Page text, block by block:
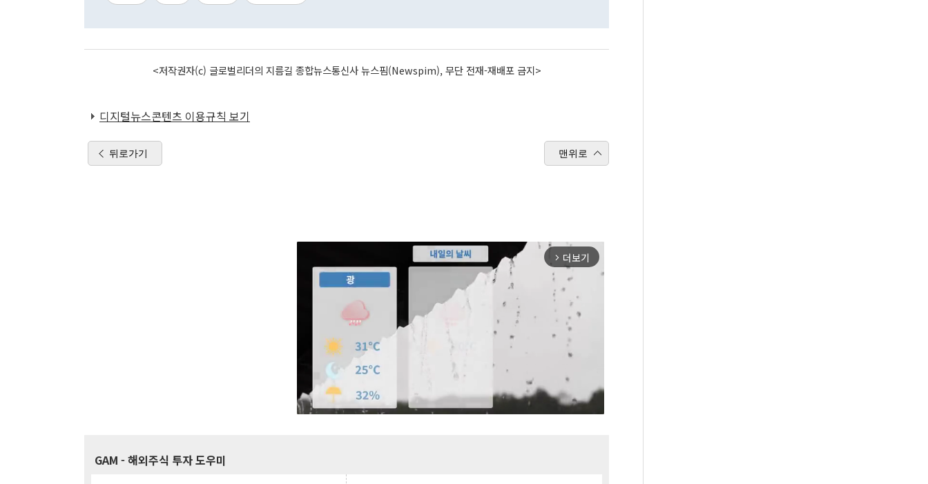
<저작권자(c) 글로벌리더의 지름길 종합뉴스통신사 뉴스핌(Newspim), 무단 전재-재배포 금지>
디지털뉴스콘텐츠 이용규칙 보기
뒤로가기 맨위로
arrow_forward_ios 더보기
GAM - 해외주식 투자 도우미